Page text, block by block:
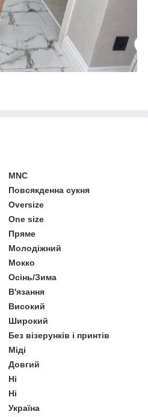
MNC
Повсякденна сукня
Oversize
One size
Пряме
Молодіжний
Мокко
Осінь/Зима
В'язання
Високий
Широкий
Без візерунків і принтів
Міді
Довгий
Ні
Ні
Україна